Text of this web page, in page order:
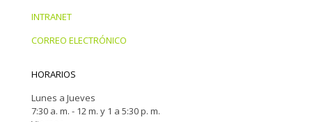
INTRANET
CORREO ELECTRÓNICO
HORARIOS
Lunes a Jueves
7:30 a. m. - 12 m. y 1 a 5:30 p. m.